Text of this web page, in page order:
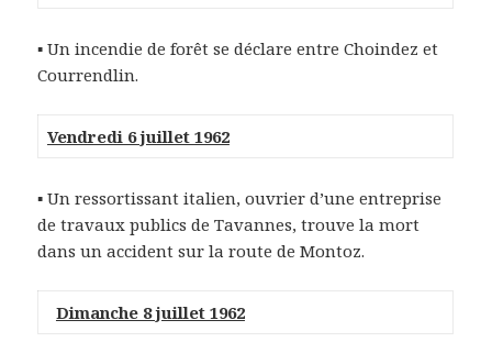
▪ Un incendie de forêt se déclare entre Choindez et
Courrendlin.
Vendredi 6 juillet 1962
▪ Un ressortissant italien, ouvrier d’une entreprise
de travaux publics de Tavannes, trouve la mort
dans un accident sur la route de Montoz.
Dimanche 8 juillet 1962